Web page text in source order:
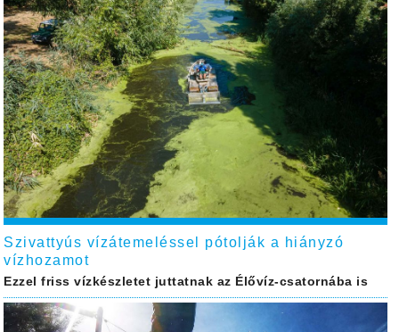
Szivattyús vízátemeléssel pótolják a hiányzó
vízhozamot
Ezzel friss vízkészletet juttatnak az Élővíz-csatornába is